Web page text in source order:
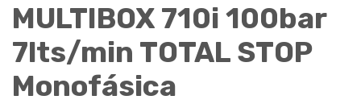
MULTIBOX 710i 100bar
7lts/min TOTAL STOP
Monofásica